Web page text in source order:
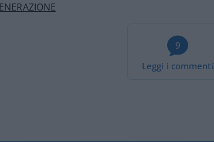
9
Leggi i commenti